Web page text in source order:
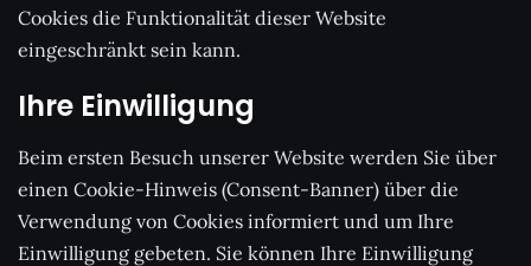
Cookies die Funktionalität dieser Website
eingeschränkt sein kann.
Ihre Einwilligung
Beim ersten Besuch unserer Website werden Sie über
einen Cookie-Hinweis (Consent-Banner) über die
Verwendung von Cookies informiert und um Ihre
Einwilligung gebeten. Sie können Ihre Einwilligung